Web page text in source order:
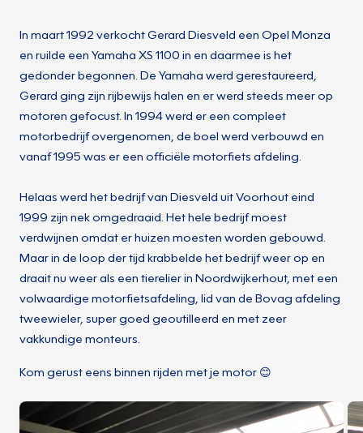
In maart 1992 verkocht Gerard Diesveld een Opel Monza
en ruilde een Yamaha XS 1100 in en daarmee is het
gedonder begonnen. De Yamaha werd gerestaureerd,
Gerard ging zijn rijbewijs halen en er werd steeds meer op
motoren gefocust. In 1994 werd er een compleet
motorbedrijf overgenomen, de boel werd verbouwd en
vanaf 1995 was er een officiële motorfiets afdeling.
Helaas werd het bedrijf van Diesveld uit Voorhout eind
1999 zijn nek omgedraaid. Het hele bedrijf moest
verdwijnen omdat er huizen moesten worden gebouwd.
Maar in de loop der tijd krabbelde het bedrijf weer op en
draait nu weer als een tierelier in Noordwijkerhout, met een
volwaardige motorfietsafdeling, lid van de Bovag afdeling
tweewieler, super goed geoutilleerd en met zeer
vakkundige monteurs.
Kom gerust eens binnen rijden met je motor 😊